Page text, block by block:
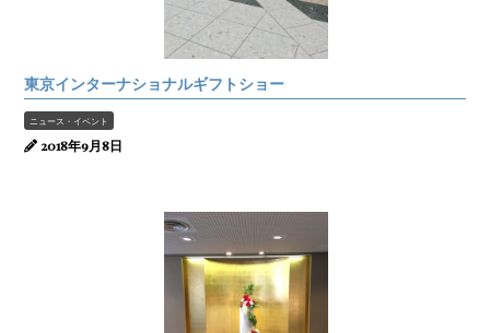
東京インターナショナルギフトショー
ニュース・イベント
2018年9月8日